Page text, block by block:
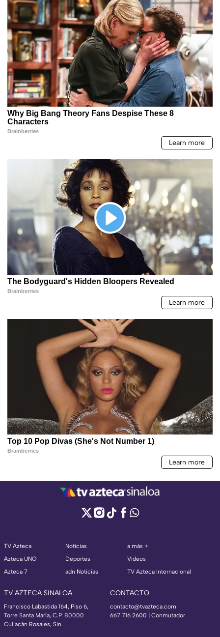
TV Azteca
Azteca UNO
Azteca 7
Noticias
Deportes
adn Noticias
a más +
Videos
TV Azteca Internacional
TV AZTECA SINALOA
Francisco Labastida 164, Piso 6,
Torre Santa María, C.P. 80000
Culiacán Rosales, Sin.
CONTACTO
contacto@tvazteca.com
667 716 2600 | Conmutador